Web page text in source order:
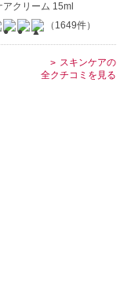
アクリーム 15ml
（1649件）
スキンケアの
全クチコミを見る